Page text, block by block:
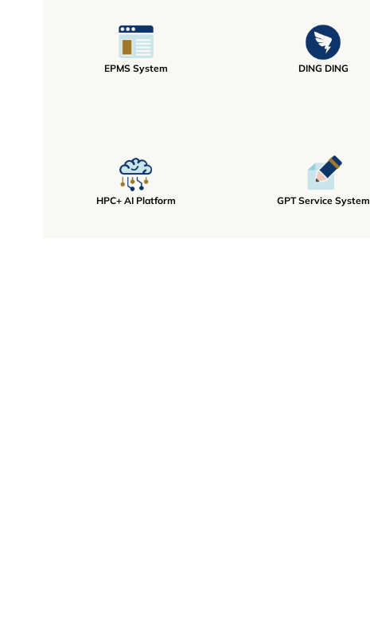
EPMS System DING DING
HPC+ AI Platform GPT Service System